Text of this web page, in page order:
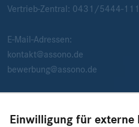
Vertrieb-Zentral: 0431/5444-
E-Mail-Adressen:
kontakt@assono.de
bewerbung@assono.de
Einwilligung für externe